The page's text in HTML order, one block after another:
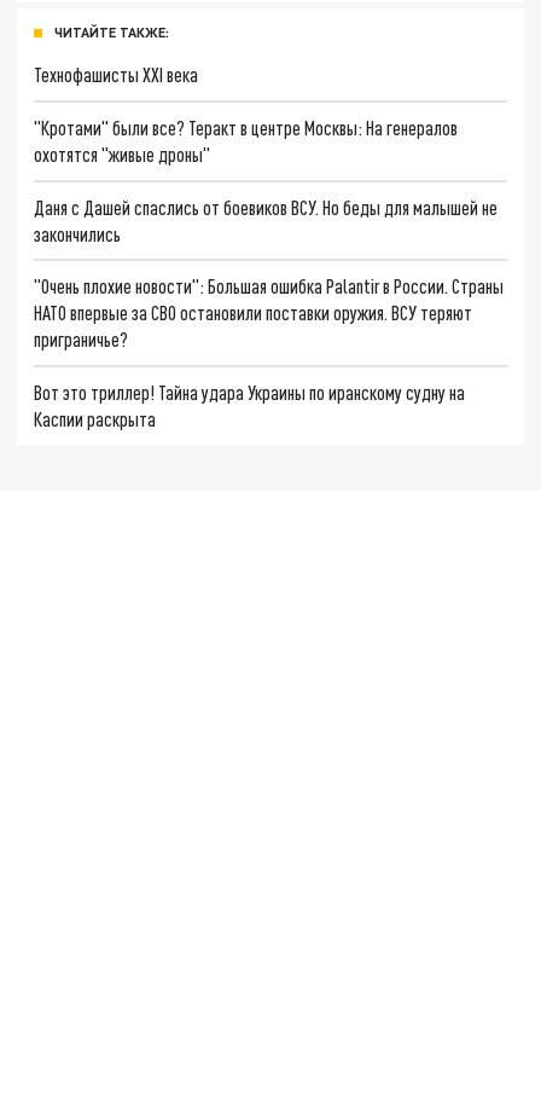
ЧИТАЙТЕ ТАКЖЕ:
Технофашисты XXI века
"Кротами" были все? Теракт в центре Москвы: На генералов
охотятся "живые дроны"
Даня с Дашей спаслись от боевиков ВСУ. Но беды для малышей не
закончились
"Очень плохие новости": Большая ошибка Palantir в России. Страны
НАТО впервые за СВО остановили поставки оружия. ВСУ теряют
приграничье?
Вот это триллер! Тайна удара Украины по иранскому судну на
Каспии раскрыта